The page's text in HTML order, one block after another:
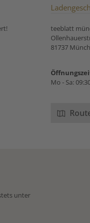
teeblatt
81737
Mo - Sa:
unter